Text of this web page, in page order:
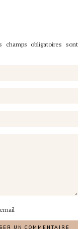
champs obligatoires sont